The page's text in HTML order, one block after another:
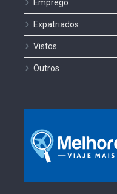
Emprego
Expatriados
Vistos
Outros